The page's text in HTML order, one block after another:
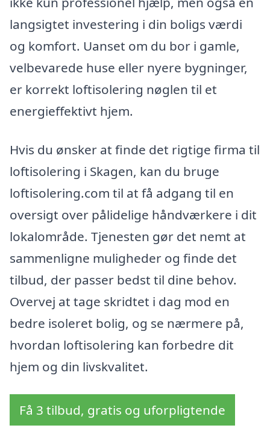
langsigtet investering i din boligs værdi
og komfort. Uanset om du bor i gamle,
velbevarede huse eller nyere bygninger,
er korrekt loftisolering nøglen til et
energieffektivt hjem.
Hvis du ønsker at finde det rigtige firma til
loftisolering i Skagen, kan du bruge
loftisolering.com til at få adgang til en
oversigt over pålidelige håndværkere i dit
lokalområde. Tjenesten gør det nemt at
sammenligne muligheder og finde det
tilbud, der passer bedst til dine behov.
Overvej at tage skridtet i dag mod en
bedre isoleret bolig, og se nærmere på,
hvordan loftisolering kan forbedre dit
hjem og din livskvalitet.
Få 3 tilbud, gratis og uforpligtende